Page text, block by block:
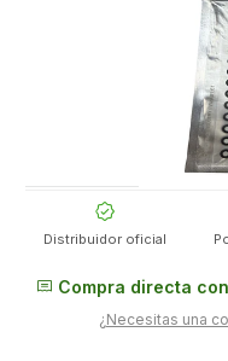
Distribuidor oficial
Compra directa
¿Necesitas una